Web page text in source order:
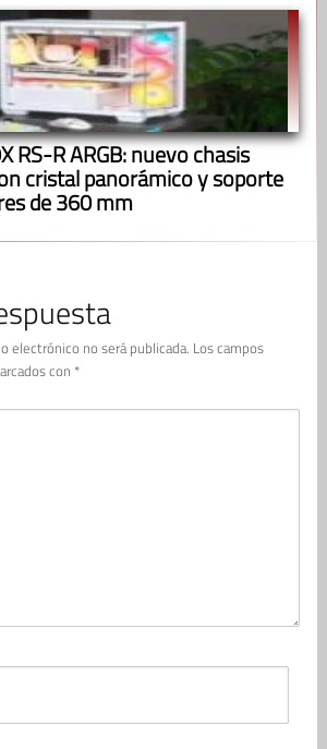
RS-R ARGB: nuevo chasis
cristal panorámico y soporte
de 360 mm
electrónico no será publicada. Los campos
con *